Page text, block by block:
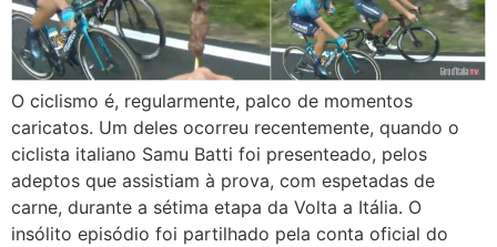
O ciclismo é, regularmente, palco de momentos
caricatos. Um deles ocorreu recentemente, quando o
ciclista italiano Samu Batti foi presenteado, pelos
adeptos que assistiam à prova, com espetadas de
carne, durante a sétima etapa da Volta a Itália. O
insólito episódio foi partilhado pela conta oficial do